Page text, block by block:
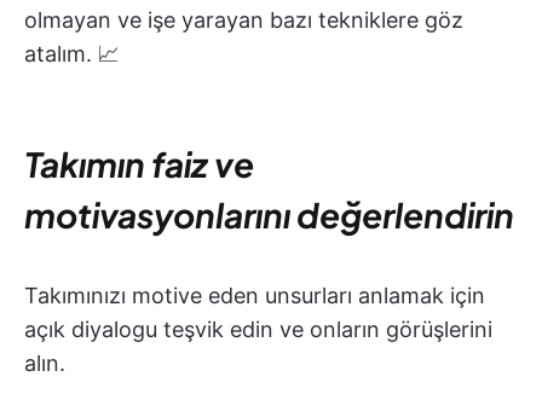
olmayan ve işe yarayan bazı tekniklere göz
atalım. 📈
Takımın faiz ve
motivasyonlarını değerlendirin
Takımınızı motive eden unsurları anlamak için
açık diyalogu teşvik edin ve onların görüşlerini
alın.